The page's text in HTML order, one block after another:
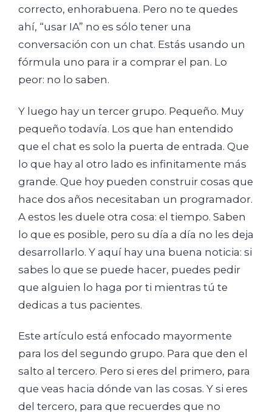
correcto, enhorabuena. Pero no te quedes
ahí, “usar IA” no es sólo tener una
conversación con un chat. Estás usando un
fórmula uno para ir a comprar el pan. Lo
peor: no lo saben.
Y luego hay un tercer grupo. Pequeño. Muy
pequeño todavía. Los que han entendido
que el chat es solo la puerta de entrada. Que
lo que hay al otro lado es infinitamente más
grande. Que hoy pueden construir cosas que
hace dos años necesitaban un programador.
A estos les duele otra cosa: el tiempo. Saben
lo que es posible, pero su día a día no les deja
desarrollarlo. Y aquí hay una buena noticia: si
sabes lo que se puede hacer, puedes pedir
que alguien lo haga por ti mientras tú te
dedicas a tus pacientes.
Este artículo está enfocado mayormente
para los del segundo grupo. Para que den el
salto al tercero. Pero si eres del primero, para
que veas hacia dónde van las cosas. Y si eres
del tercero, para que recuerdes que no